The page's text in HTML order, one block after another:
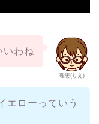
理恵(りえ)
いわね
エローっていう